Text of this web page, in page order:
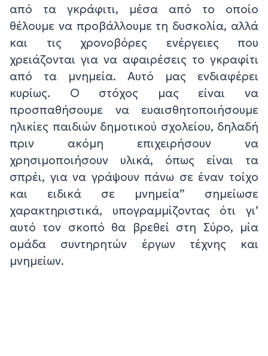
από τα γκράφιτι, μέσα από το οποίο
θέλουμε να προβάλλουμε τη δυσκολία, αλλά
και τις χρονοβόρες ενέργειες που
χρειάζονται για να αφαιρέσεις το γκραφίτι
από τα μνημεία. Αυτό μας ενδιαφέρει
κυρίως. Ο στόχος μας είναι να
προσπαθήσουμε να ευαισθητοποιήσουμε
ηλικίες παιδιών δημοτικού σχολείου, δηλαδή
πριν ακόμη επιχειρήσουν να
χρησιμοποιήσουν υλικά, όπως είναι τα
σπρέι, για να γράψουν πάνω σε έναν τοίχο
και ειδικά σε μνημεία” σημείωσε
χαρακτηριστικά, υπογραμμίζοντας ότι γι’
αυτό τον σκοπό θα βρεθεί στη Σύρο, μία
ομάδα συντηρητών έργων τέχνης και
μνημείων.